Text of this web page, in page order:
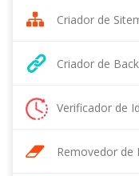
Criador de
Criador de
Verificador de
Removedor de